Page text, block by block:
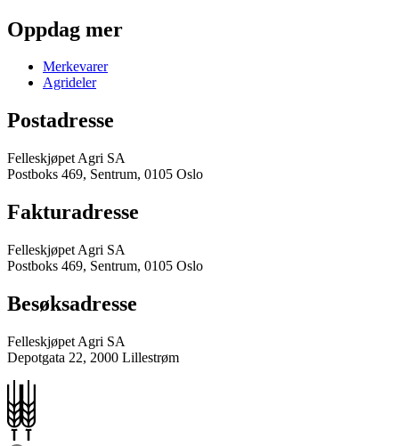
Oppdag mer
Merkevarer
Agrideler
Postadresse
Felleskjøpet Agri SA
Postboks 469, Sentrum, 0105 Oslo
Fakturadresse
Felleskjøpet Agri SA
Postboks 469, Sentrum, 0105 Oslo
Besøksadresse
Felleskjøpet Agri SA
Depotgata 22, 2000 Lillestrøm